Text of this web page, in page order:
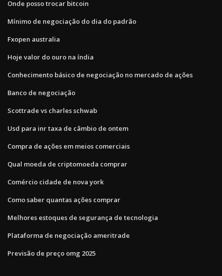
Onde posso trocar bitcoin
Mínimo de negociação do dia do padrão
Fxopen australia
Hoje valor do ouro na índia
Conhecimento básico de negociação no mercado de ações
Banco de negociação
Scottrade vs charles schwab
Usd para inr taxa de câmbio de ontem
Compra de ações em meios comerciais
Qual moeda de criptomoeda comprar
Comércio cidade de nova york
Como saber quantas ações comprar
Melhores estoques de segurança de tecnologia
Plataforma de negociação ameritrade
Previsão de preço omg 2025